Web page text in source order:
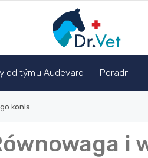
od týmu Audevard Poradnia
konia
i